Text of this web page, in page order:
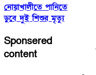
নোয়াখালীতে পানিতে
ডুবে দুই শিশুর মৃত্যু
Sponsered
content